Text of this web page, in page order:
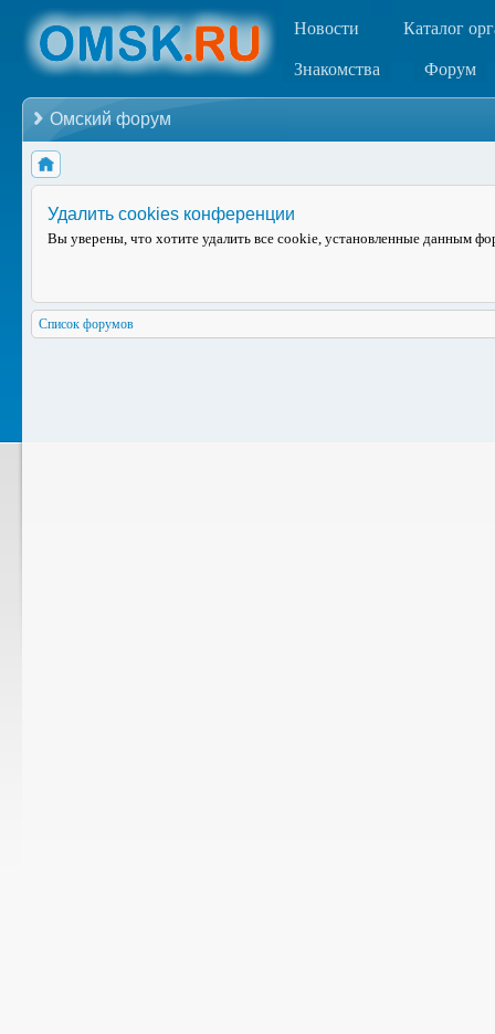
Новости Каталог
Знакомства Форум
Омский форум
Удалить cookies конференции
Вы уверены, что хотите удалить все cookie, установленные данным
Список форумов